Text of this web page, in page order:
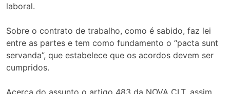
laboral.
Sobre o contrato de trabalho, como é sabido, faz lei
entre as partes e tem como fundamento o “pacta sunt
servanda”, que estabelece que os acordos devem ser
cumpridos.